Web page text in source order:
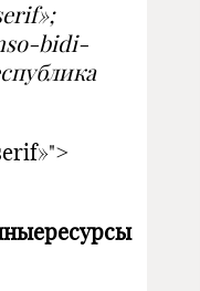
bidi-